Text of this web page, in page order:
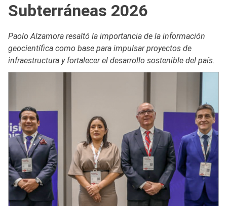
Subterráneas 2026
Paolo Alzamora resaltó la importancia de la información
geocientífica como base para impulsar proyectos de
infraestructura y fortalecer el desarrollo sostenible del país.